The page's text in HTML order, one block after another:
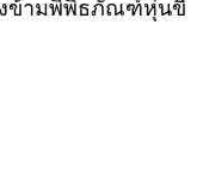
งข้ามพิพิธภัณฑ์หุ่นขี้